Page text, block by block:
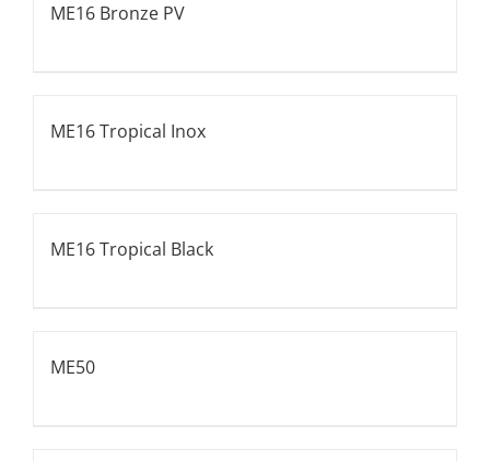
ME16 Bronze PV
ME16 Tropical Inox
ME16 Tropical Black
ME50